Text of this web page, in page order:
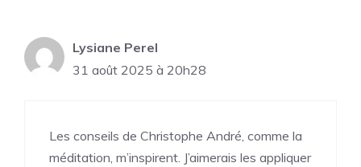
Lysiane Perel
31 août 2025 à 20h28
Les conseils de Christophe André, comme la
méditation, m’inspirent. J’aimerais les appliquer